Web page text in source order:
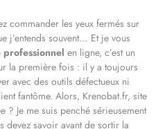
commander les yeux fermés sur
j’entends souvent… Et je vous
en ligne, c’est un
la première fois : il y a toujours
avec des outils défectueux ni
fantôme. Alors, Krenobat.fr, site
Je me suis penché sérieusement
devez savoir avant de sortir la